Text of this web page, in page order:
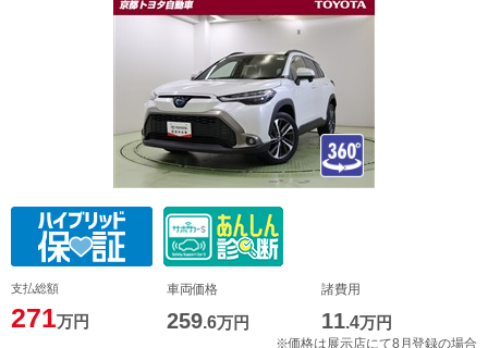
支払総額
271万円
車両価格
259.6万円
諸費用
11.4万円
※価格は展示店にて8月登録の場合